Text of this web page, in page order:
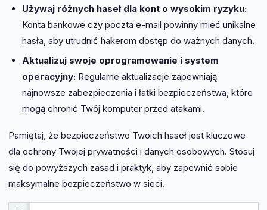
Używaj różnych haseł dla kont o wysokim ryzyku:
Konta bankowe czy poczta e-mail powinny mieć unikalne
hasła, aby utrudnić hakerom dostęp do ważnych danych.
Aktualizuj swoje oprogramowanie i system
operacyjny:Regularne aktualizacje zapewniają
najnowsze zabezpieczenia i łatki bezpieczeństwa, które
mogą chronić Twój komputer przed atakami.
Pamiętaj, że bezpieczeństwo Twoich haseł jest kluczowe
dla ochrony Twojej prywatności i danych osobowych. Stosuj
się do powyższych zasad i praktyk, aby zapewnić sobie
maksymalne bezpieczeństwo w sieci.